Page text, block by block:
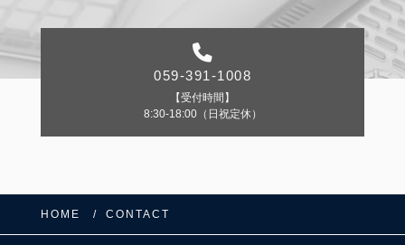
059-391-1008
【受付時間】
8:30-18:00（日祝定休）
HOME CONTACT